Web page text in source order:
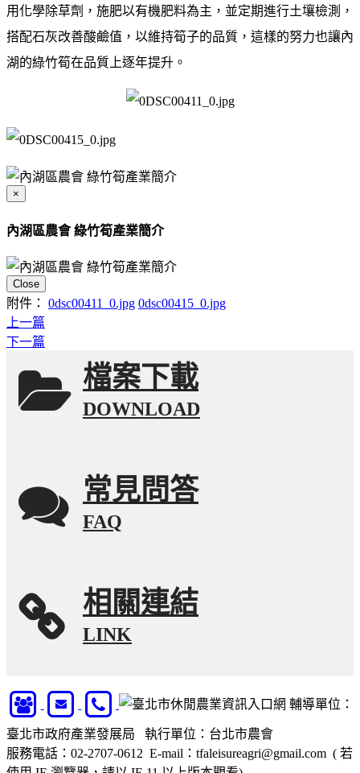
用化學除草劑，施肥以有機肥料為主，並定期進行土壤檢測，
搭配石灰改善酸鹼值，以維持筍子的品質，這樣的努力也讓內
湖的綠竹筍在品質上逐年提升。
×
內湖區農會 綠竹筍產業簡介
Close
附件： 0dsc00411_0.jpg 0dsc00415_0.jpg
上一篇
下一篇
檔案下載
DOWNLOAD
常見問答
FAQ
相關連結
LINK
輔導單位：
臺北市政府產業發展局 執行單位：台北市農會
服務電話：02-2707-0612 E-mail：tfaleisureagri@gmail.com ( 若